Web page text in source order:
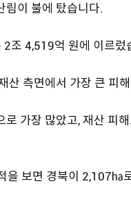
이 불에 탔습니다.
조 4,519억 원에 이르렀
산 측면에서 가장 큰 피
가장 많았고, 재산 피
보면 경북이 2,107㏊